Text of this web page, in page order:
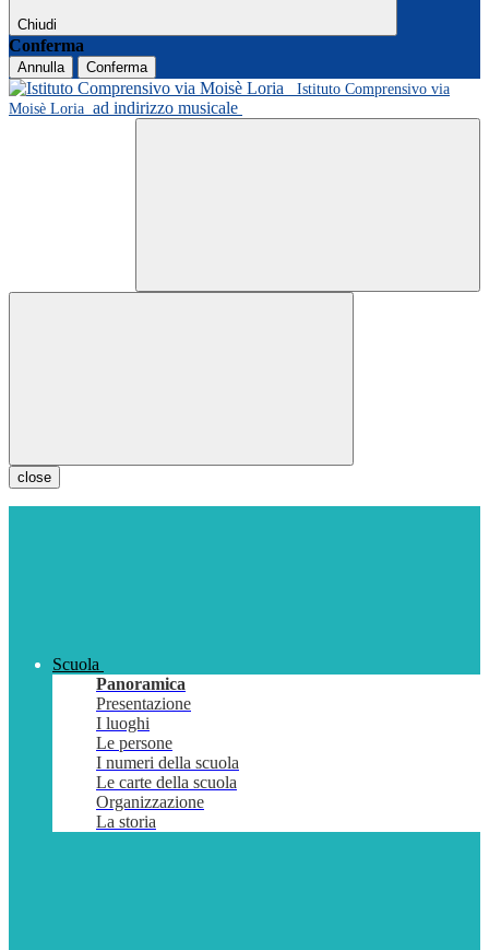
Chiudi
Conferma
Annulla
Conferma
Istituto Comprensivo via
Moisè Loria ad indirizzo musicale
close
Scuola
Panoramica
Presentazione
I luoghi
Le persone
I numeri della scuola
Le carte della scuola
Organizzazione
La storia